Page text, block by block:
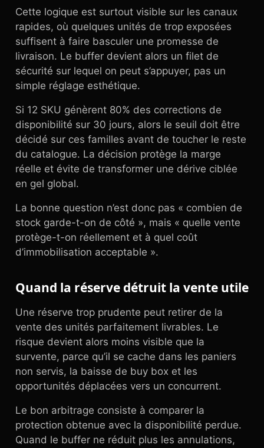
Cette logique est surtout visible sur les canaux
rapides, où quelques unités de trop exposées
suffisent à faire basculer une promesse de
livraison. Le buffer devient alors un filet de
sécurité sur lequel on peut s’appuyer, pas un
simple réglage esthétique.
Si 12 SKU génèrent 80% des corrections de
disponibilité sur 30 jours, alors le seuil doit être
décidé sur ces familles avant de toucher le reste
du catalogue. La décision protège la marge
réelle et évite de transformer une dérive ciblée
en gel global.
La bonne question n’est donc pas « combien de
stock garde-t-on de côté », mais « quelle vente
protège-t-on réellement et à quel coût
d’immobilisation acceptable ».
Quand la réserve détruit la vente utile
Une réserve trop prudente peut retirer de la
vente des unités parfaitement livrables. Le
risque devient alors moins visible que la
survente, parce qu’il se cache dans les paniers
non servis, la baisse de buy box et les
opportunités déplacées vers un concurrent.
Le bon arbitrage consiste à comparer la
protection obtenue avec la disponibilité perdue.
Quand le buffer ne réduit plus les annulations,